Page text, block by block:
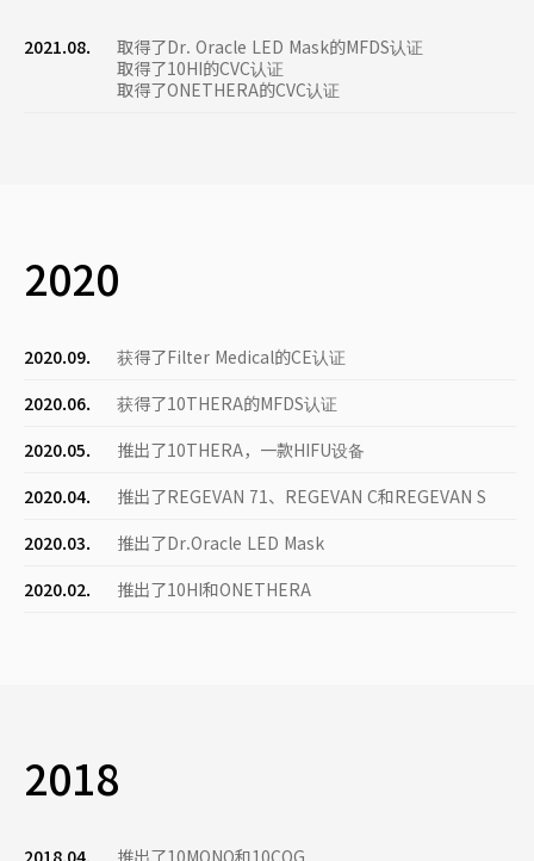
2021.08.
取得了Dr. Oracle LED Mask的MFDS认证
取得了10HI的CVC认证
取得了ONETHERA的CVC认证
2020
2020.09.
获得了Filter Medical的CE认证
2020.06.
获得了10THERA的MFDS认证
2020.05.
推出了10THERA，一款HIFU设备
2020.04.
推出了REGEVAN 71、REGEVAN C和REGEVAN S
2020.03.
推出了Dr.Oracle LED Mask
2020.02.
推出了10HI和ONETHERA
2018